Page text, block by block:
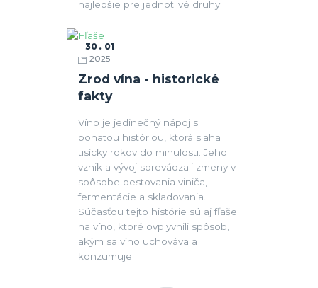
najlepšie pre jednotlivé druhy
Zrod vína - historické
fakty
30
01
2025
Fľaše
Víno je jedinečný nápoj s
bohatou históriou, ktorá siaha
tisícky rokov do minulosti. Jeho
vznik a vývoj sprevádzali zmeny v
spôsobe pestovania viniča,
fermentácie a skladovania.
Súčasťou tejto histórie sú aj fľaše
na víno, ktoré ovplyvnili spôsob,
akým sa víno uchováva a
konzumuje.